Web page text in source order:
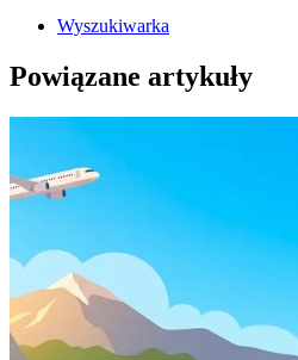
Wyszukiwarka
Powiązane artykuły